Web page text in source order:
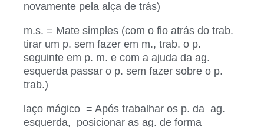
novamente pela alça de trás)
m.s. = Mate simples (com o fio atrás do trab.
tirar um p. sem fazer em m., trab. o p.
seguinte em p. m. e com a ajuda da ag.
esquerda passar o p. sem fazer sobre o p.
trab.)
laço mágico = Após trabalhar os p. da ag.
esquerda, posicionar as ag. de forma